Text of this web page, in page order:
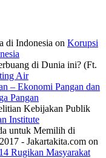
di Indonesia on Korupsi
di Dunia ini? (Ft.
Air
– Ekonomi Pangan dan
Pangan
Kebijakan Publik
Institute
untuk Memilih di
- Jakartakita.com on
Rugikan Masyarakat